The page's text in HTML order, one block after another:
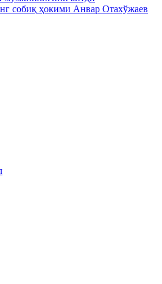
собиқ ҳокими Анвар Отахўжаев